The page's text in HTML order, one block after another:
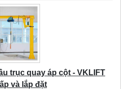
trục quay áp cột - VKLIFT
và lắp đặt